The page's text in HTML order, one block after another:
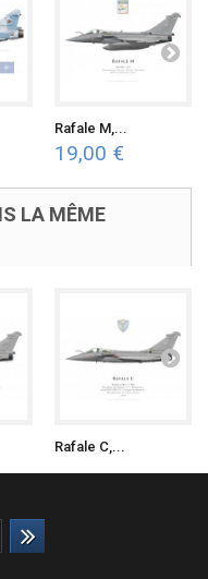
Rafale M,...
19,00 €
LA MÊME
Rafale C,...